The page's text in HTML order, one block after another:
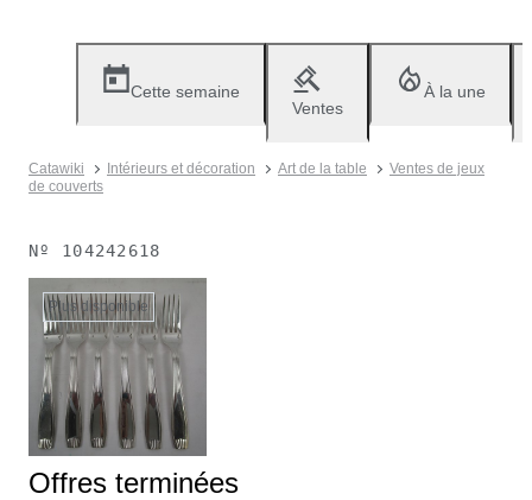
Cette semaine
Ventes
À la une
Catawiki Intérieurs et décoration Art de la table
Ventes de jeux
de couverts
Nº 104242618
Plus disponible
Offres terminées